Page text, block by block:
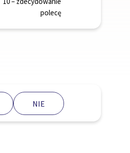
polecę
NIE